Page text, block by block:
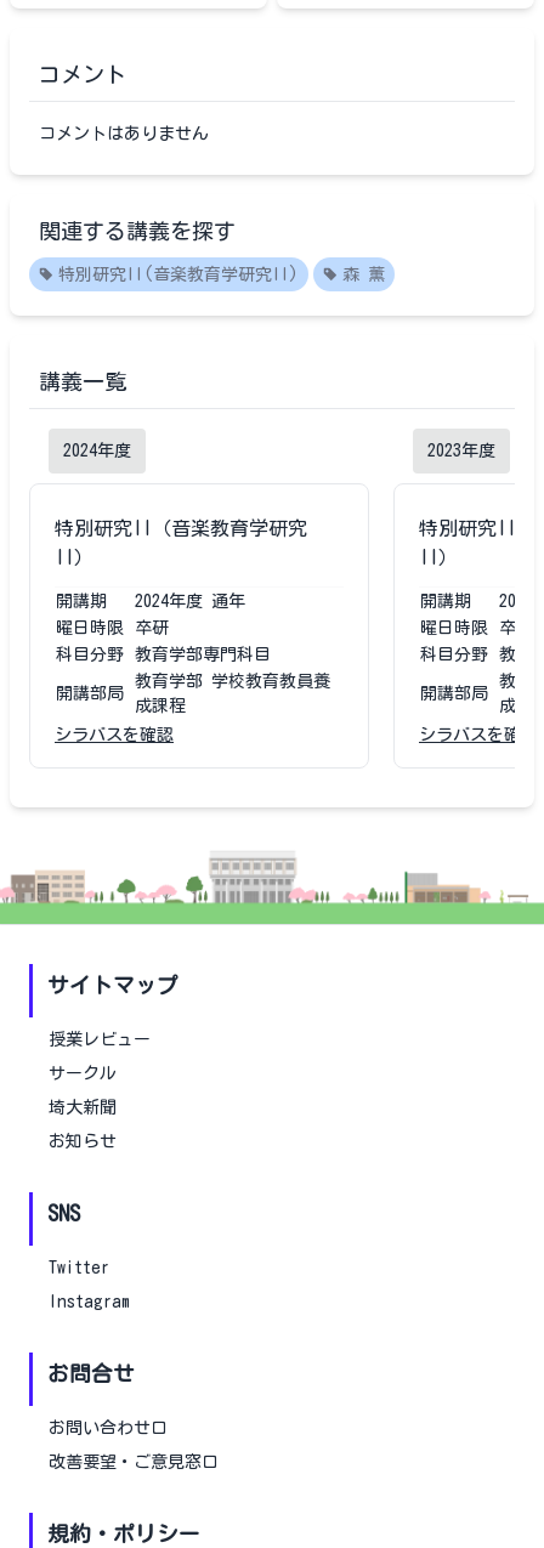
コメント
コメントはありません
関連する講義を探す
特別研究II(音楽教育学研究II) 森 薫
講義一覧
2024年度
特別研究II（音楽教育学研究
II）
開講期 2024年度 通年
曜日時限
卒研
科目分野
教育学部専門科目
開講部局
教育学部 学校教育教員養
成課程
シラバスを確認
2023年度
特別研究II（
II）
開講期 2023
曜日時限
卒研
科目分野
教育
開講部局
教育
成課
シラバスを確認
サイトマップ
授業レビュー
サークル
埼大新聞
お知らせ
SNS
Twitter
Instagram
お問合せ
お問い合わせ口
改善要望・ご意見窓口
規約・ポリシー